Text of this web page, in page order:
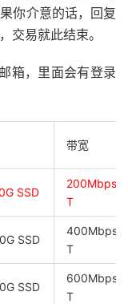
你介意的话，回复
交易就此结束。
箱，里面会有登录
带宽
SSD
T
SSD
T
SSD
T